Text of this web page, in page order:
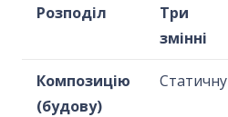
Розподіл
Три
змінні
Композицію
(будову)
Статичну